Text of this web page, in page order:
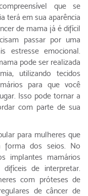
que se
terá em sua aparência
de mama já é difícil
passar por uma
estresse emocional.
pode ser realizada
utilizando tecidos
para que você
Isso pode tornar a
com parte de sua
para mulheres que
forma dos seios. No
implantes mamários
de interpretar.
com próteses de
de câncer de